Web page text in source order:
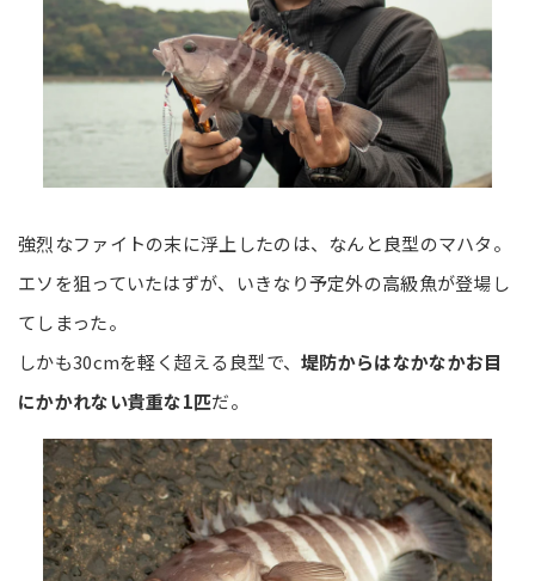
強烈なファイトの末に浮上したのは、なんと良型のマハタ。
エソを狙っていたはずが、いきなり予定外の高級魚が登場し
てしまった。
しかも30cmを軽く超える良型で、堤防からはなかなかお目
にかかれない貴重な1匹だ。